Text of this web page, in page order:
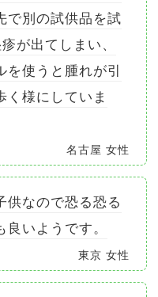
で別の試供品を試
が出てしまい、
を使うと腫れが引
く様にしていま
名古屋 女性
供なので恐る恐る
いようです。
東京 女性